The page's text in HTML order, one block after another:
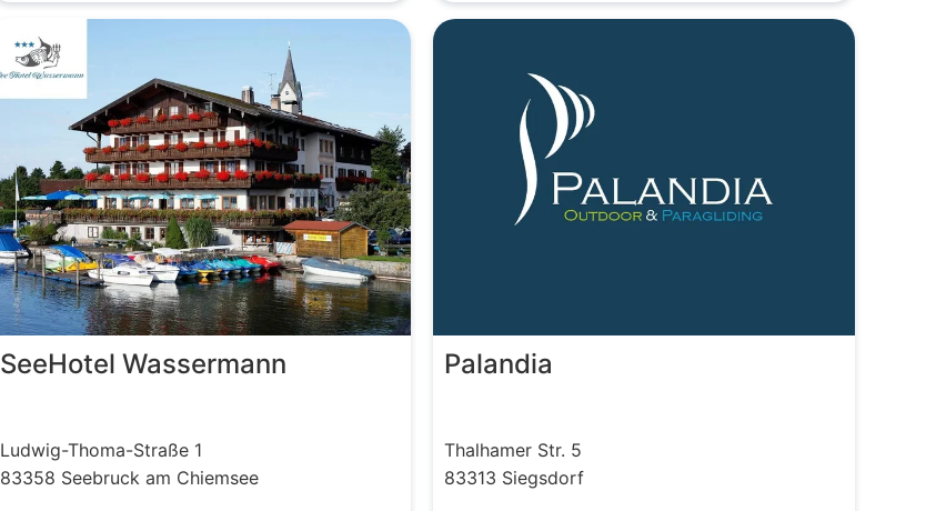
Palandia
Thalhamer Str. 5
83313 Siegsdorf
SeeHotel Wassermann
Ludwig-Thoma-Straße 1
83358 Seebruck am Chiemsee